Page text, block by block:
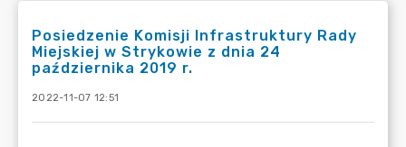
Posiedzenie Komisji Infrastruktury Rady
Miejskiej w Strykowie z dnia 24
października 2019 r.
2022-11-07 12:51